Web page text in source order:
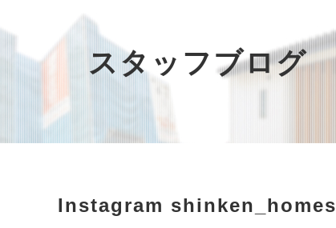
スタッフブログ
Instagram shinken_homes